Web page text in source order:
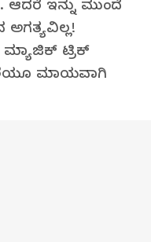
ಆದರೆ ಇನ್ನು ಮುಂದೆ
ಅಗತ್ಯವಿಲ್ಲ!
ಮ್ಯಾಜಿಕ್ ಟ್ರಿಕ್
ಮಾಯವಾಗಿ